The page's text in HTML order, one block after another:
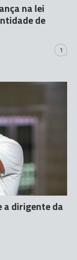
na lei
de
1
a dirigente da